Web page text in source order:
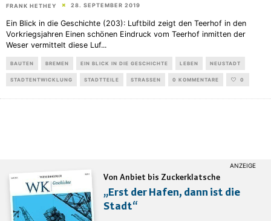
FRANK HETHEY 28. SEPTEMBER 2019
Ein Blick in die Geschichte (203): Luftbild zeigt den Teerhof in den
Vorkriegsjahren Einen schönen Eindruck vom Teerhof inmitten der
Weser vermittelt diese Luf...
BAUTEN BREMEN EIN BLICK IN DIE GESCHICHTE LEBEN NEUSTADT
STADTENTWICKLUNG STADTTEILE STRASSEN 0 KOMMENTARE 0
Von Anbiet bis Zuckerklatsche
„Erst der Hafen, dann ist die
Stadt“